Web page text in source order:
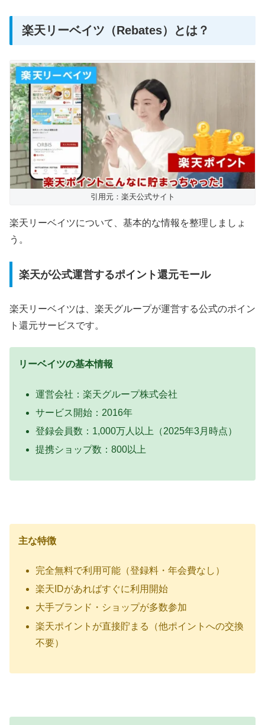
楽天リーベイツ（Rebates）とは？
引用元：楽天公式サイト
楽天リーベイツについて、基本的な情報を整理しましょ
う。
楽天が公式運営するポイント還元モール
楽天リーベイツは、楽天グループが運営する公式のポイン
ト還元サービスです。
リーベイツの基本情報
運営会社：楽天グループ株式会社
サービス開始：2016年
登録会員数：1,000万人以上（2025年3月時点）
提携ショップ数：800以上
主な特徴
完全無料で利用可能（登録料・年会費なし）
楽天IDがあればすぐに利用開始
大手ブランド・ショップが多数参加
楽天ポイントが直接貯まる（他ポイントへの交換
不要）